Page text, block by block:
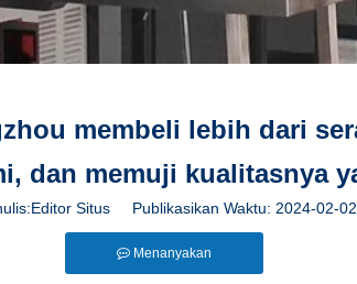
membeli lebih dari
dan memuji kualitasnya
Situs Publikasikan Waktu: 2024-02-
Menanyakan